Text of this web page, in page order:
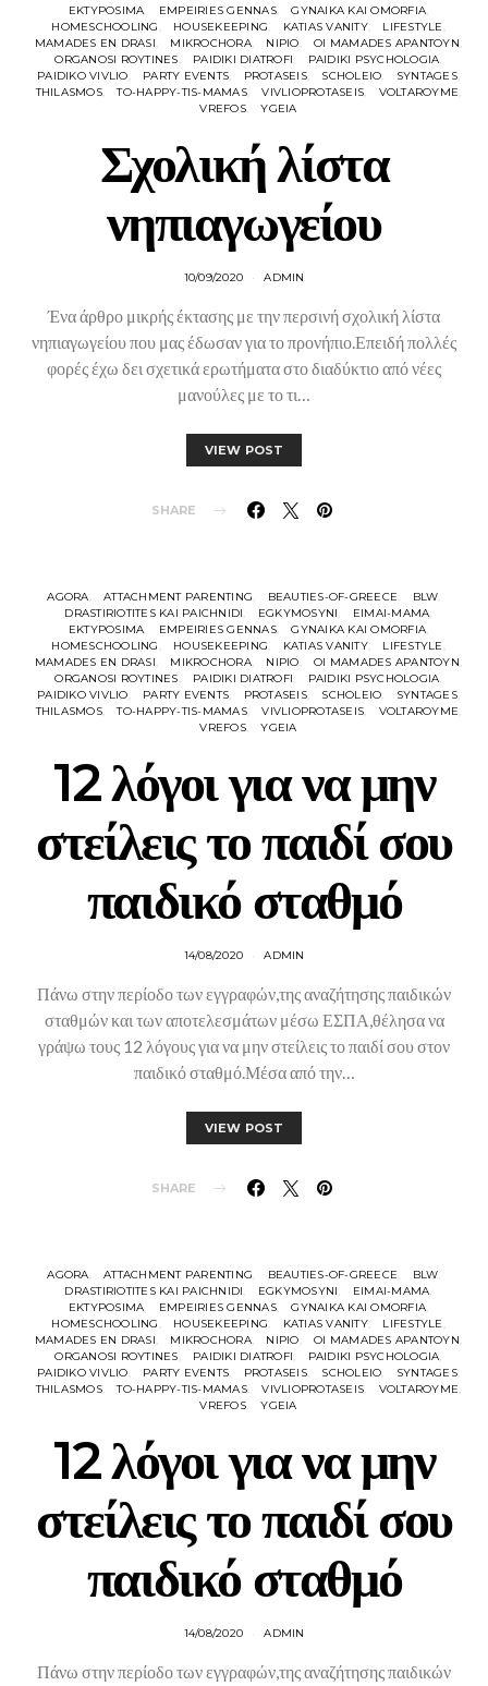
EKTYPOSIMA
EMPEIRIES GENNAS
GYNAIKA KAI OMORFIA
HOMESCHOOLING
HOUSEKEEPING KATIAS VANITY
LIFESTYLE
MAMADES EN DRASI
MIKROCHORA NIPIO
OI MAMADES APANTOYN
ORGANOSI ROYTINES
PAIDIKI DIATROFI
PAIDIKI PSYCHOLOGIA
PAIDIKO VIVLIO
PARTY EVENTS PROTASEIS SCHOLEIO
SYNTAGES
THILASMOS
TO-HAPPY-TIS-MAMAS VIVLIOPROTASEIS
VOLTAROYME
VREFOS
YGEIA
Σχολική λίστα
νηπιαγωγείου
10/09/2020 ADMIN
Ένα άρθρο μικρής έκτασης με την περσινή σχολική λίστα
νηπιαγωγείου που μας έδωσαν για το προνήπιο.Επειδή πολλές
φορές έχω δει σχετικά ερωτήματα στο διαδύκτιο από νέες
μανούλες με το τι…
VIEW POST
SHARE
AGORA ATTACHMENT PARENTING BEAUTIES-OF-GREECE
BLW
DRASTIRIOTITES KAI PAICHNIDI
EGKYMOSYNI
EIMAI-MAMA
EKTYPOSIMA
EMPEIRIES GENNAS
GYNAIKA KAI OMORFIA
HOMESCHOOLING
HOUSEKEEPING KATIAS VANITY
LIFESTYLE
MAMADES EN DRASI
MIKROCHORA NIPIO
OI MAMADES APANTOYN
ORGANOSI ROYTINES
PAIDIKI DIATROFI
PAIDIKI PSYCHOLOGIA
PAIDIKO VIVLIO
PARTY EVENTS PROTASEIS SCHOLEIO
SYNTAGES
THILASMOS
TO-HAPPY-TIS-MAMAS VIVLIOPROTASEIS
VOLTAROYME
VREFOS
YGEIA
12 λόγοι για να μην
στείλεις το παιδί σου
παιδικό σταθμό
14/08/2020 ADMIN
Πάνω στην περίοδο των εγγραφών,της αναζήτησης παιδικών
σταθμών και των αποτελεσμάτων μέσω ΕΣΠΑ,θέλησα να
γράψω τους 12 λόγους για να μην στείλεις το παιδί σου στον
παιδικό σταθμό.Μέσα από την…
VIEW POST
SHARE
AGORA ATTACHMENT PARENTING BEAUTIES-OF-GREECE
BLW
DRASTIRIOTITES KAI PAICHNIDI
EGKYMOSYNI
EIMAI-MAMA
EKTYPOSIMA
EMPEIRIES GENNAS
GYNAIKA KAI OMORFIA
HOMESCHOOLING
HOUSEKEEPING KATIAS VANITY
LIFESTYLE
MAMADES EN DRASI
MIKROCHORA NIPIO
OI MAMADES APANTOYN
ORGANOSI ROYTINES
PAIDIKI DIATROFI
PAIDIKI PSYCHOLOGIA
PAIDIKO VIVLIO
PARTY EVENTS PROTASEIS SCHOLEIO
SYNTAGES
THILASMOS
TO-HAPPY-TIS-MAMAS VIVLIOPROTASEIS
VOLTAROYME
VREFOS
YGEIA
12 λόγοι για να μην
στείλεις το παιδί σου
παιδικό σταθμό
14/08/2020 ADMIN
Πάνω στην περίοδο των εγγραφών,της αναζήτησης παιδικών